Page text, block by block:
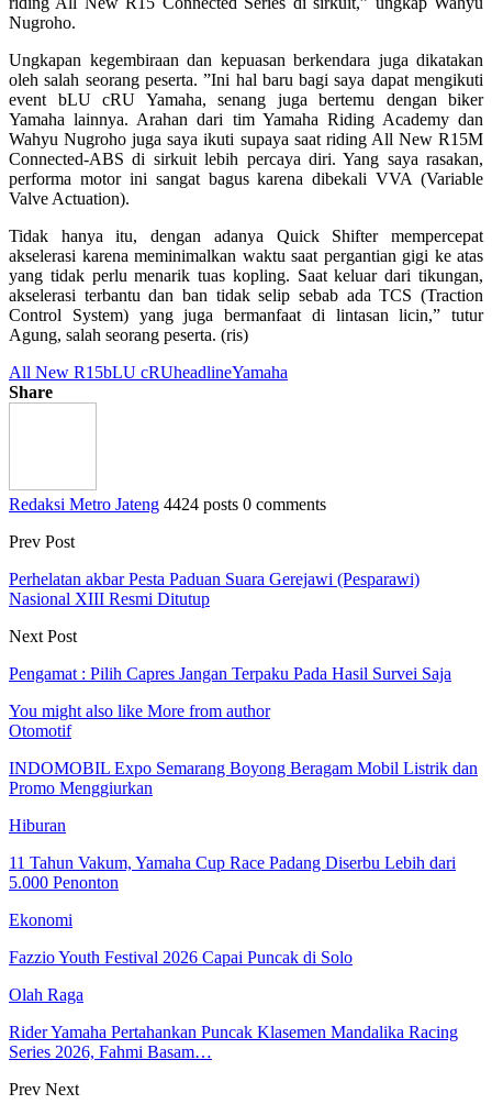
Nugroho.
Ungkapan kegembiraan dan kepuasan berkendara juga dikatakan
oleh salah seorang peserta. ”Ini hal baru bagi saya dapat mengikuti
event bLU cRU Yamaha, senang juga bertemu dengan biker
Yamaha lainnya. Arahan dari tim Yamaha Riding Academy dan
Wahyu Nugroho juga saya ikuti supaya saat riding All New R15M
Connected-ABS di sirkuit lebih percaya diri. Yang saya rasakan,
performa motor ini sangat bagus karena dibekali VVA (Variable
Valve Actuation).
Tidak hanya itu, dengan adanya Quick Shifter mempercepat
akselerasi karena meminimalkan waktu saat pergantian gigi ke atas
yang tidak perlu menarik tuas kopling. Saat keluar dari tikungan,
akselerasi terbantu dan ban tidak selip sebab ada TCS (Traction
Control System) yang juga bermanfaat di lintasan licin,” tutur
Agung, salah seorang peserta. (ris)
All New R15bLU cRUheadlineYamaha
Share
Redaksi Metro Jateng 4424 posts 0 comments
Prev Post
Perhelatan akbar Pesta Paduan Suara Gerejawi (Pesparawi)
Nasional XIII Resmi Ditutup
Next Post
Pengamat : Pilih Capres Jangan Terpaku Pada Hasil Survei Saja
You might also like More from author
Otomotif
INDOMOBIL Expo Semarang Boyong Beragam Mobil Listrik dan
Promo Menggiurkan
Hiburan
11 Tahun Vakum, Yamaha Cup Race Padang Diserbu Lebih dari
5.000 Penonton
Ekonomi
Fazzio Youth Festival 2026 Capai Puncak di Solo
Olah Raga
Rider Yamaha Pertahankan Puncak Klasemen Mandalika Racing
Series 2026, Fahmi Basam…
Prev Next